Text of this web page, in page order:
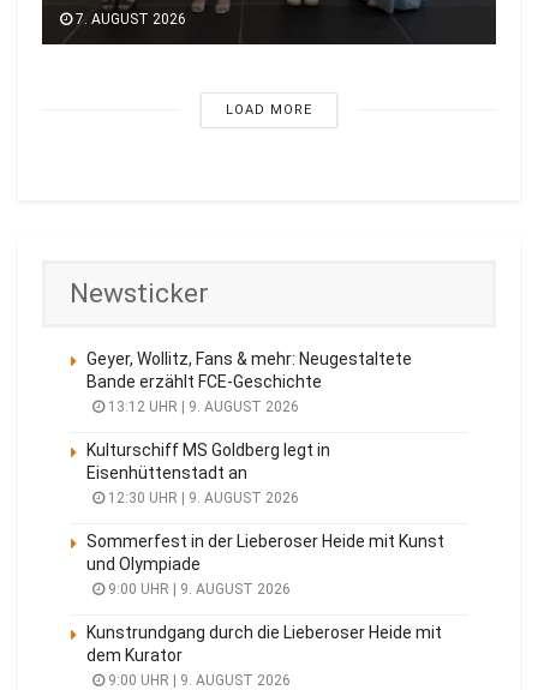
7. AUGUST 2026
LOAD MORE
Newsticker
Geyer, Wollitz, Fans & mehr: Neugestaltete
Bande erzählt FCE-Geschichte
13:12 UHR | 9. AUGUST 2026
Kulturschiff MS Goldberg legt in
Eisenhüttenstadt an
12:30 UHR | 9. AUGUST 2026
Sommerfest in der Lieberoser Heide mit Kunst
und Olympiade
9:00 UHR | 9. AUGUST 2026
Kunstrundgang durch die Lieberoser Heide mit
dem Kurator
9:00 UHR | 9. AUGUST 2026